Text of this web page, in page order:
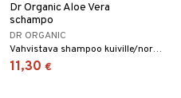
Dr Organic Aloe Vera
schampo
DR ORGANIC
Vahvistava shampoo kuiville/normaaleille hiuksille.
11,30 €